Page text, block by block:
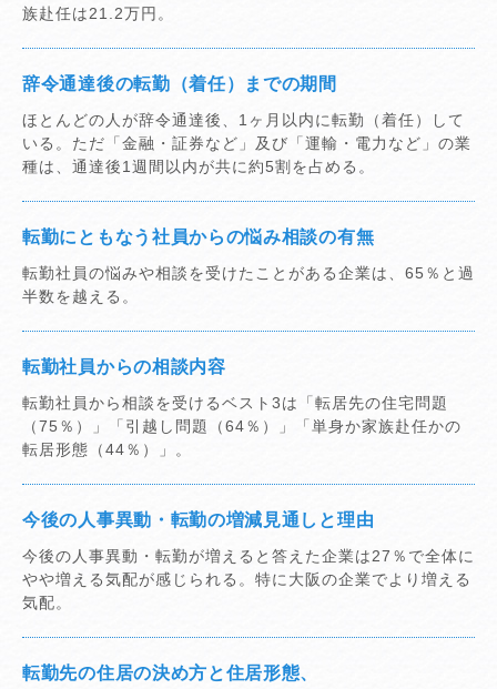
族赴任は21.2万円。
辞令通達後の転勤（着任）までの期間
ほとんどの人が辞令通達後、1ヶ月以内に転勤（着任）して
いる。ただ「金融・証券など」及び「運輸・電力など」の業
種は、通達後1週間以内が共に約5割を占める。
転勤にともなう社員からの悩み相談の有無
転勤社員の悩みや相談を受けたことがある企業は、65％と過
半数を越える。
転勤社員からの相談内容
転勤社員から相談を受けるベスト3は「転居先の住宅問題
（75％）」「引越し問題（64％）」「単身か家族赴任かの
転居形態（44％）」。
今後の人事異動・転勤の増減見通しと理由
今後の人事異動・転勤が増えると答えた企業は27％で全体に
やや増える気配が感じられる。特に大阪の企業でより増える
気配。
転勤先の住居の決め方と住居形態、